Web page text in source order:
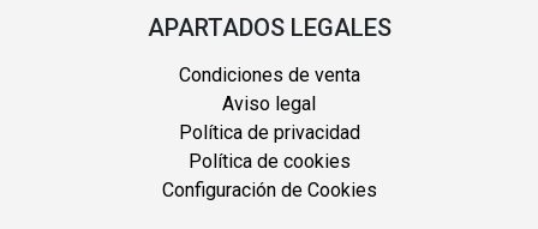
APARTADOS LEGALES
Condiciones de venta
Aviso legal
Política de privacidad
Política de cookies
Configuración de Cookies